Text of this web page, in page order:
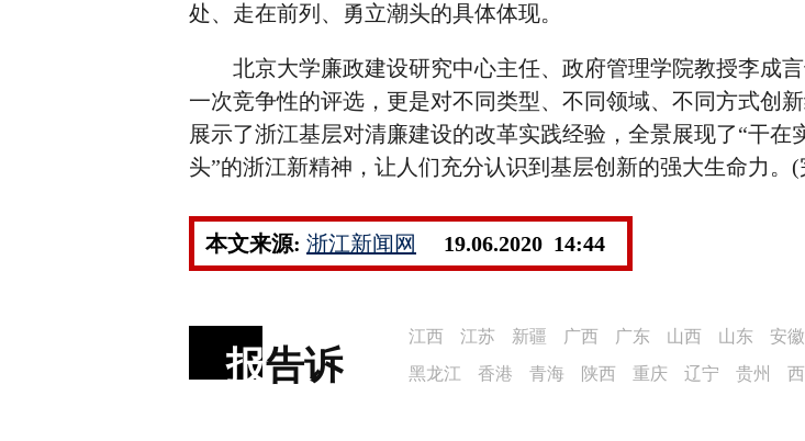
处、走在前列、勇立潮头的具体体现。
北京大学廉政建设研究中心主任、政府管理学院教授李成言
一次竞争性的评选，更是对不同类型、不同领域、不同方式创
展示了浙江基层对清廉建设的改革实践经验，全景展现了“干在
头”的浙江新精神，让人们充分认识到基层创新的强大生命力。(
本文来源: 浙江新闻网 19.06.2020 14:44
报告诉
安徽
山东
山西
广东
广西
新疆
江苏
江西
贵州
辽宁
重庆
陕西
青海
香港
黑龙江